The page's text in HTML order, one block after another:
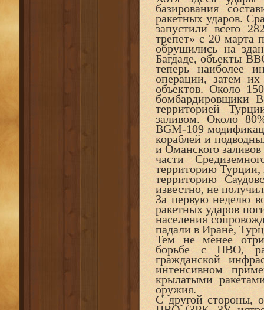
базирования
ракетных ударов.
запустили всего
трепет» с 20 марта
обрушились на
Багдаде, объекты
теперь наиболее
операции, затем
объектов. Около
бомбардировщики
территорией
заливом. Около
BGM-109
кораблей и
и Оманского
части
территорию Турции,
территорию
известно, не
За первую неделю
ракетных ударов
населения
падали в Иране,
Тем не менее
борьбе с ПВО,
гражданской
интенсивном
крылатыми
оружия.
С другой стороны,